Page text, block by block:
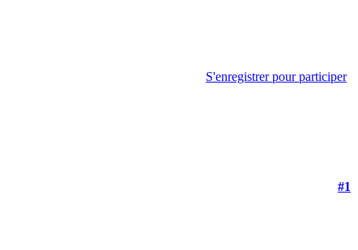
S'enregistrer pour participer
#1